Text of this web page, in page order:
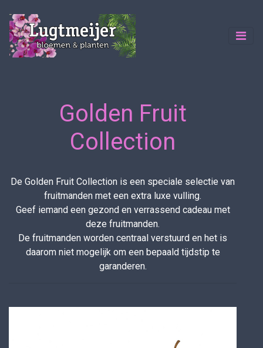
Golden Fruit
Collection
De Golden Fruit Collection is een speciale selectie van
fruitmanden met een extra luxe vulling.
Geef iemand een gezond en verrassend cadeau met
deze fruitmanden.
De fruitmanden worden centraal verstuurd en het is
daarom niet mogelijk om een bepaald tijdstip te
garanderen.